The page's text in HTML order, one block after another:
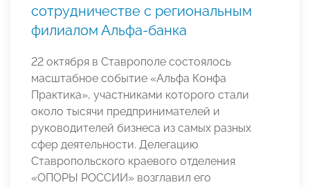
сотрудничестве с региональным
филиалом Альфа-банка
22 октября в Ставрополе состоялось
масштабное событие «Альфа Конфа
Практика», участниками которого стали
около тысячи предпринимателей и
руководителей бизнеса из самых разных
сфер деятельности. Делегацию
Ставропольского краевого отделения
«ОПОРЫ РОССИИ» возглавил его